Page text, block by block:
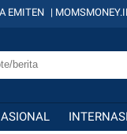
EMITEN |